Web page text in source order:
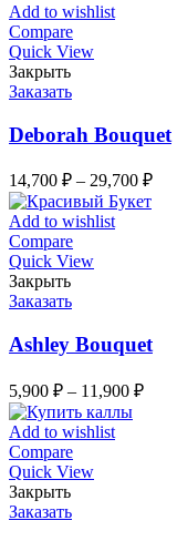
Add to wishlist
Compare
Quick View
Закрыть
Заказать
Deborah Bouquet
14,700 ₽ – 29,700 ₽
Add to wishlist
Compare
Quick View
Закрыть
Заказать
Ashley Bouquet
5,900 ₽ – 11,900 ₽
Add to wishlist
Compare
Quick View
Закрыть
Заказать